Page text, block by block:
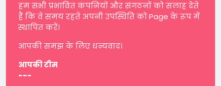
हम सभी प्रभावित कंपनियों और संगठनों को सलाह देते
हैं कि वे समय रहते अपनी उपस्थिति को Page के रूप में
स्थापित करें।
आपकी समझ के लिए धन्यवाद।
आपकी टीम
---